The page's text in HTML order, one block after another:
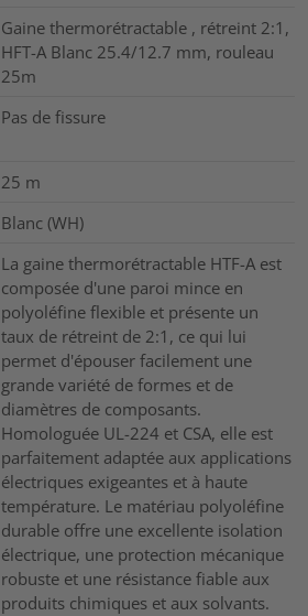
Gaine thermorétractable , rétreint 2:1,
HFT-A Blanc 25.4/12.7 mm, rouleau
25m
Pas de fissure
25 m
Blanc (WH)
La gaine thermorétractable HTF-A est
composée d'une paroi mince en
polyoléfine flexible et présente un
taux de rétreint de 2:1, ce qui lui
permet d'épouser facilement une
grande variété de formes et de
diamètres de composants.
Homologuée UL-224 et CSA, elle est
parfaitement adaptée aux applications
électriques exigeantes et à haute
température. Le matériau polyoléfine
durable offre une excellente isolation
électrique, une protection mécanique
robuste et une résistance fiable aux
produits chimiques et aux solvants.